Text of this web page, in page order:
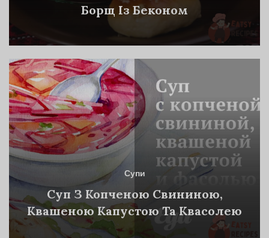
Борщ Із Беконом
Супи
Суп З Копченою Свининою,
Квашеною Капустою Та Квасолею